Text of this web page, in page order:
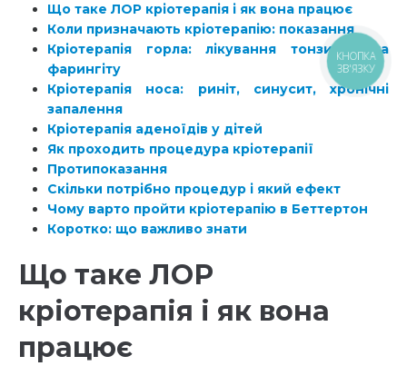
Що таке ЛОР кріотерапія і як вона працює
Коли призначають кріотерапію: показання
Кріотерапія горла: лікування тонзиліту та
фарингіту
Кріотерапія носа: риніт, синусит, хронічні
запалення
Кріотерапія аденоїдів у дітей
Як проходить процедура кріотерапії
Протипоказання
Скільки потрібно процедур і який ефект
Чому варто пройти кріотерапію в Беттертон
Коротко: що важливо знати
Що таке ЛОР
кріотерапія і як вона
працює
КНОПКА
ЗВ'ЯЗКУ